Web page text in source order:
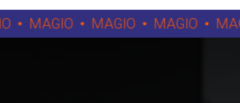
MAGIO MAGIO MAGIO MAGIO